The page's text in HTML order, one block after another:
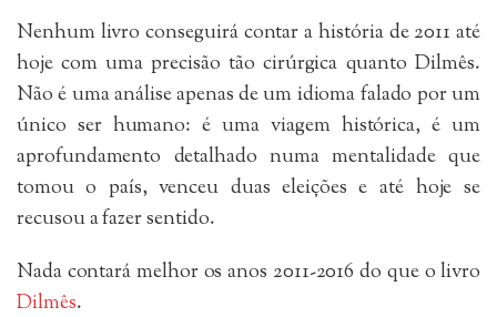
Nenhum livro conseguirá contar a história de 2011 até
hoje com uma precisão tão cirúrgica quanto Dilmês.
Não é uma análise apenas de um idioma falado por um
único ser humano: é uma viagem histórica, é um
aprofundamento detalhado numa mentalidade que
tomou o país, venceu duas eleições e até hoje se
recusou a fazer sentido.
Nada contará melhor os anos 2011-2016 do que o livro
Dilmês.